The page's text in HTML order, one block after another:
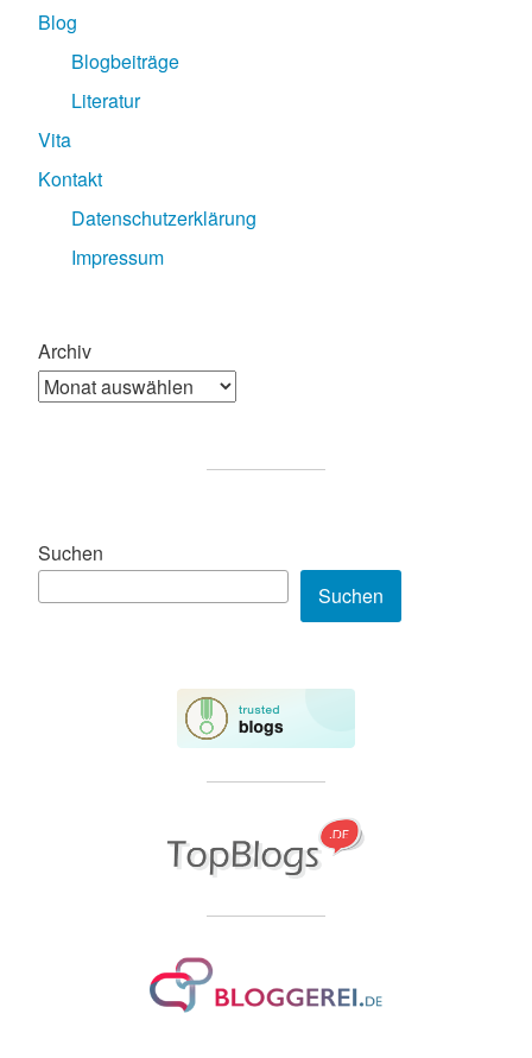
Blog
Blogbeiträge
Literatur
Vita
Kontakt
Datenschutzerklärung
Impressum
Archiv
Suchen
Suchen